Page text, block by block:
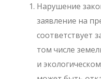
Нарушение
заявление на
соответствует
том числе
и